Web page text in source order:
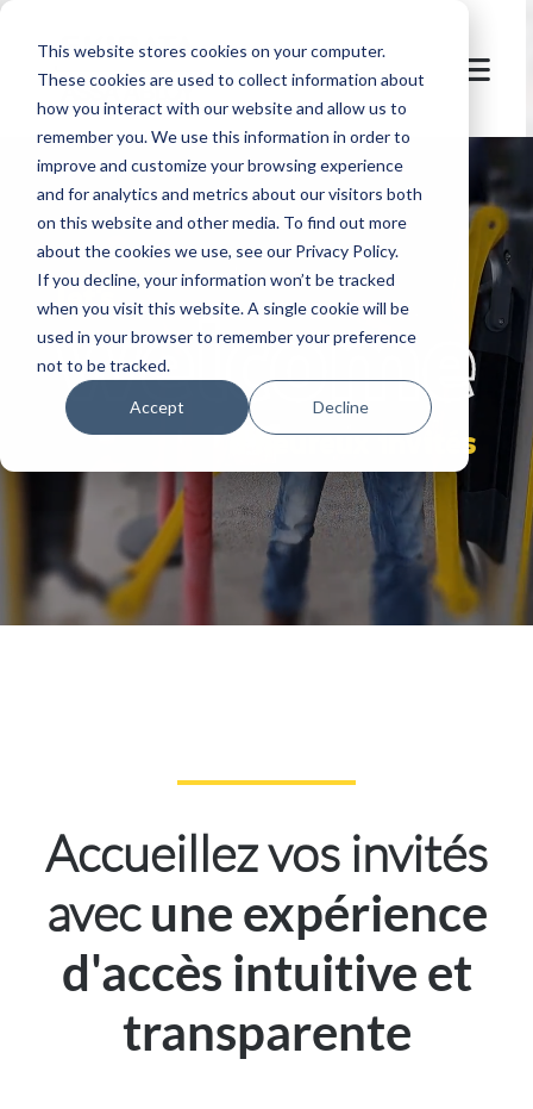
This website stores cookies on your computer.
These cookies are used to collect information about
how you interact with our website and allow us to
remember you. We use this information in order to
improve and customize your browsing experience
and for analytics and metrics about our visitors both
on this website and other media. To find out more
about the cookies we use, see our Privacy Policy.
If you decline, your information won’t be tracked
when you visit this website. A single cookie will be
used in your browser to remember your preference
not to be tracked.
Accept Decline
let's
welcome
d'heureux invités
Accueillez vos invités
avecune expérience
d'accès intuitive et
transparente